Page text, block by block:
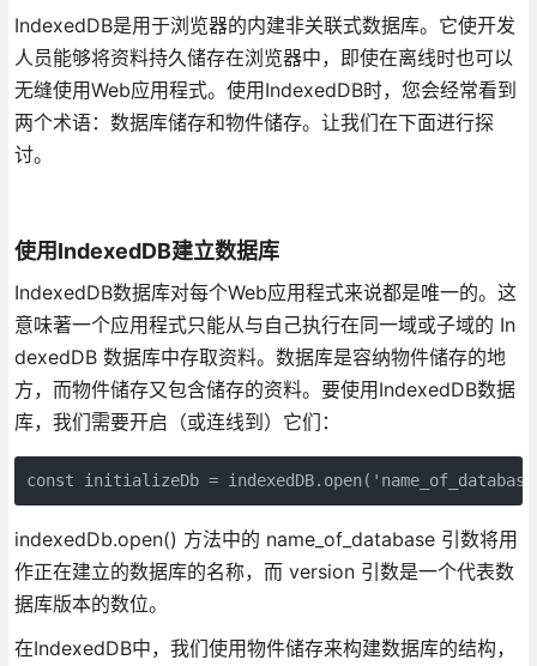
IndexedDB是用于浏览器的内建非关联式数据库。它使开发
人员能够将资料持久储存在浏览器中，即使在离线时也可以
无缝使用Web应用程式。使用IndexedDB时，您会经常看到
两个术语：数据库储存和物件储存。让我们在下面进行探
讨。
使用IndexedDB建立数据库
IndexedDB数据库对每个Web应用程式来说都是唯一的。这
意味著一个应用程式只能从与自己执行在同一域或子域的 In
dexedDB 数据库中存取资料。数据库是容纳物件储存的地
方，而物件储存又包含储存的资料。要使用IndexedDB数据
库，我们需要开启（或连线到）它们：
const initializeDb =
indexedDb.open() 方法中的 name_of_database 引数将用
作正在建立的数据库的名称，而 version 引数是一个代表数
据库版本的数位。
在IndexedDB中，我们使用物件储存来构建数据库的结构，